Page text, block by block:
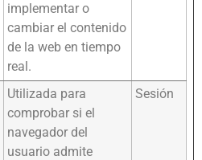
implementar o
cambiar el contenido
de la web en tiempo
real.
Utilizada para
comprobar si el
navegador del
usuario admite
Sesión